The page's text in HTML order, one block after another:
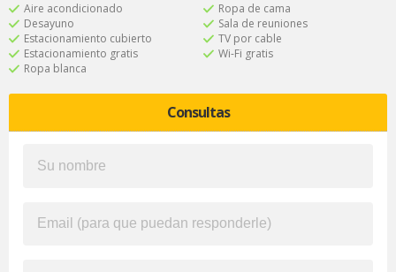
Aire acondicionado
Desayuno
Estacionamiento cubierto
Estacionamiento gratis
Ropa blanca
Ropa de cama
Sala de reuniones
TV por cable
Wi-Fi gratis
Consultas